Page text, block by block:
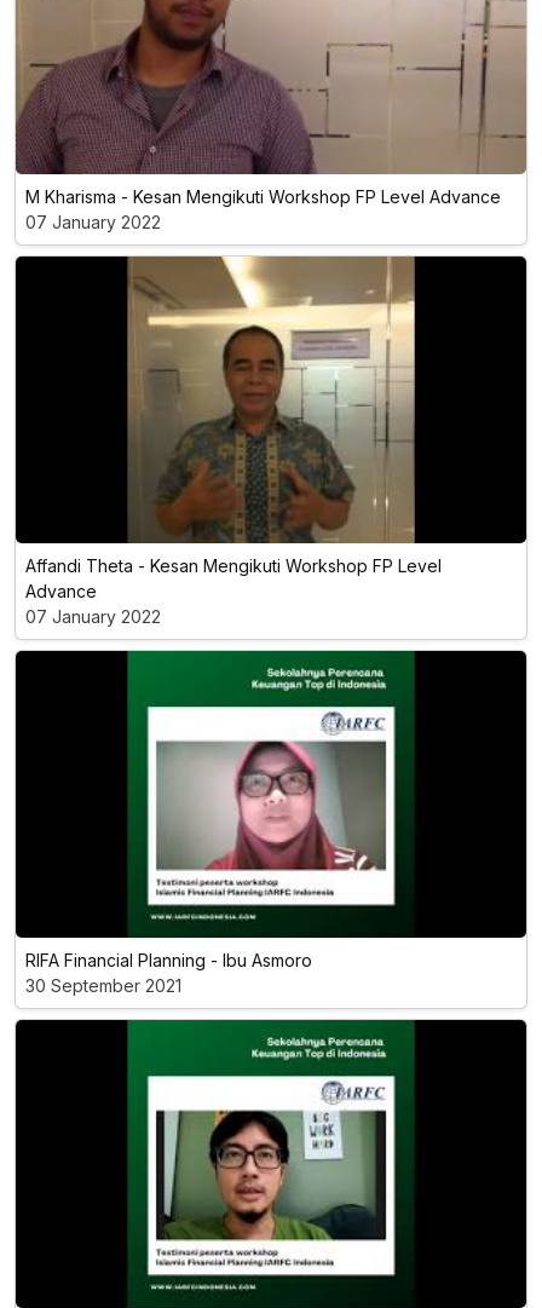
M Kharisma - Kesan Mengikuti Workshop FP Level Advance
07 January 2022
Affandi Theta - Kesan Mengikuti Workshop FP Level
Advance
07 January 2022
RIFA Financial Planning - Ibu Asmoro
30 September 2021